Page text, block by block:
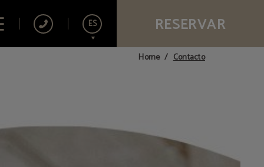
ES RESERVAR
Home Contacto